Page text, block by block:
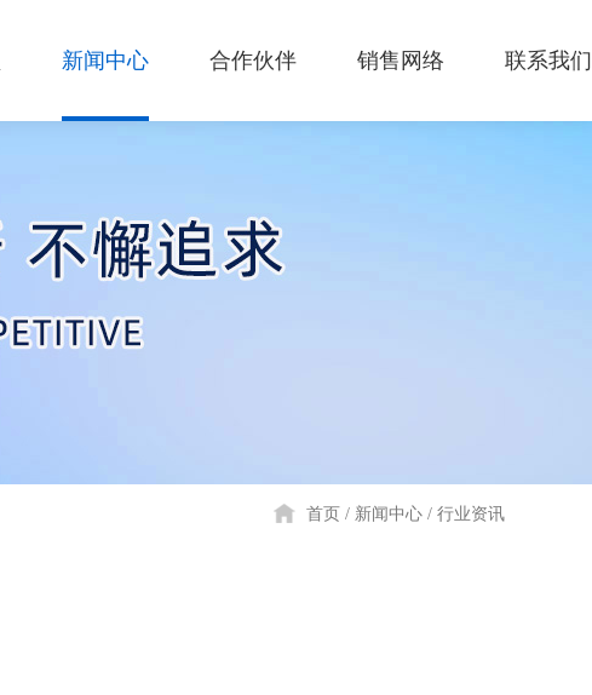
新闻中心 合作伙伴 销售网络 联系我们
首页 新闻中心 行业资讯